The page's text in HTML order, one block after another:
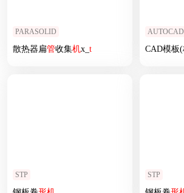
PARASOLID
散热器扁管收集机x_ t
AUTOCAD
CAD模板
STP STP